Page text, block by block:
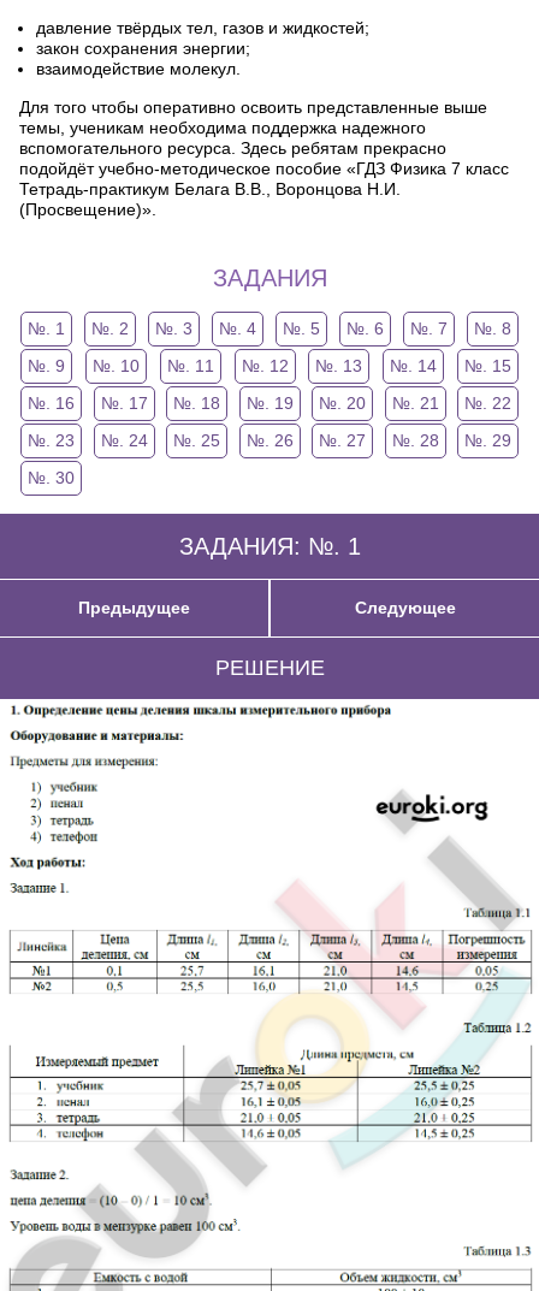
давление твёрдых тел, газов и жидкостей;
закон сохранения энергии;
взаимодействие молекул.
Для того чтобы оперативно освоить представленные выше
темы, ученикам необходима поддержка надежного
вспомогательного ресурса. Здесь ребятам прекрасно
подойдёт учебно-методическое пособие «ГДЗ Физика 7 класс
Тетрадь-практикум Белага В.В., Воронцова Н.И.
(Просвещение)».
ЗАДАНИЯ
№. 1 №. 2 №. 3 №. 4 №. 5 №. 6 №. 7
№. 8
№. 9
№. 10 №. 11 №. 12 №. 13 №. 14
№. 15
№. 16
№. 17 №. 18 №. 19 №. 20 №. 21
№. 22
№. 23
№. 24 №. 25 №. 26 №. 27 №. 28
№. 29
№. 30
ЗАДАНИЯ: №. 1
Предыдущее Следующее
РЕШЕНИЕ